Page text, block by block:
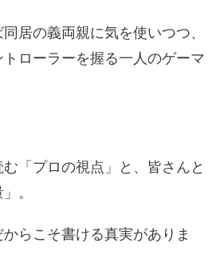
居の義両親に気を使いつつ、
ローラーを握る一人のゲーマ
「プロの視点」と、皆さんと
。
らこそ書ける真実がありま